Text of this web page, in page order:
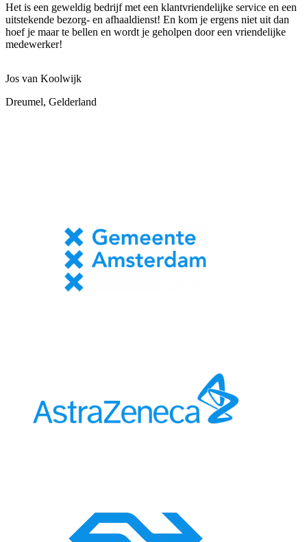
Het is een geweldig bedrijf met een klantvriendelijke service en een
uitstekende bezorg- en afhaaldienst! En kom je ergens niet uit dan
hoef je maar te bellen en wordt je geholpen door een vriendelijke
medewerker!
Jos van Koolwijk
Dreumel, Gelderland